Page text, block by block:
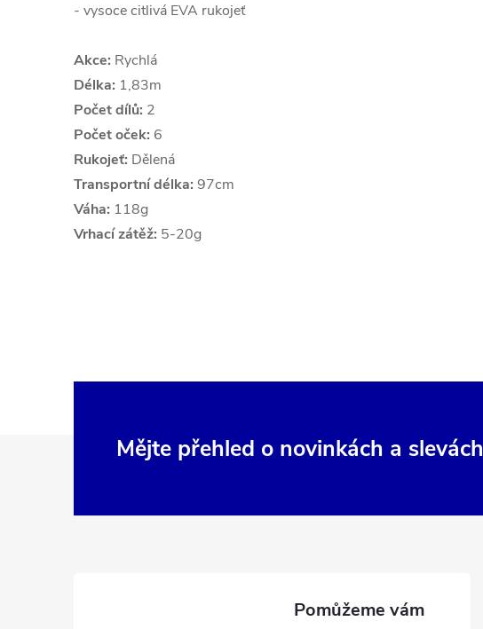
- vysoce citlivá EVA rukojeť
Akce: Rychlá
Délka: 1,83m
Počet dílů: 2
Počet oček: 6
Rukojeť: Dělená
Transportní délka: 97cm
Váha: 118g
Vrhací zátěž: 5-20g
Mějte přehled o novinkách a slevách